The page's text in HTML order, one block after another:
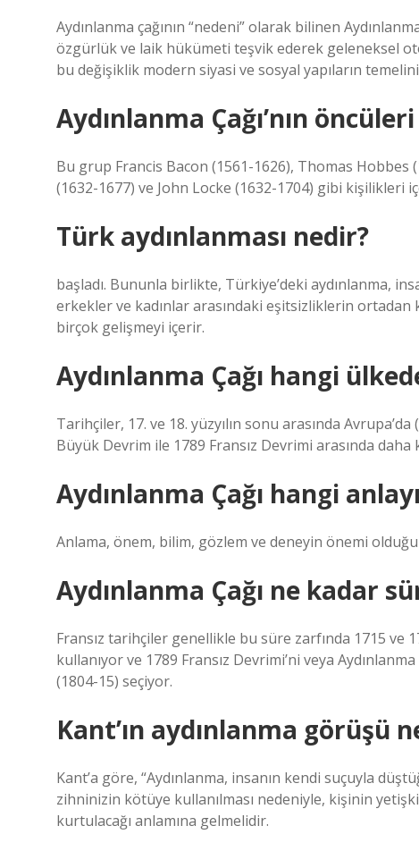
Aydınlanma çağının “nedeni” olarak bilinen
özgürlük ve laik hükümeti teşvik ederek geleneksel
bu değişiklik modern siyasi ve sosyal yapıların temelini
Aydınlanma Çağı’nın
Bu grup Francis Bacon (1561-1626), Thomas Hobbes
(1632-1677) ve John Locke (1632-1704) gibi kişilikleri
Türk aydınlanması nedir?
başladı. Bununla birlikte, Türkiye’deki aydınlanma,
erkekler ve kadınlar arasındaki eşitsizliklerin ortadan
birçok gelişmeyi içerir.
Aydınlanma Çağı hangi
Tarihçiler, 17. ve 18. yüzyılın sonu arasında Avrupa’da
Büyük Devrim ile 1789 Fransız Devrimi arasında
Aydınlanma Çağı hangi
Anlama, önem, bilim, gözlem ve deneyin önemi olduğu
Aydınlanma Çağı ne kadar
Fransız tarihçiler genellikle bu süre zarfında 1715 ve
kullanıyor ve 1789 Fransız Devrimi’ni veya
(1804-15) seçiyor.
Kant’ın aydınlanma görüşü
Kant’a göre, “Aydınlanma, insanın kendi suçuyla
zihninizin kötüye kullanılması nedeniyle, kişinin
kurtulacağı anlamına gelmelidir.